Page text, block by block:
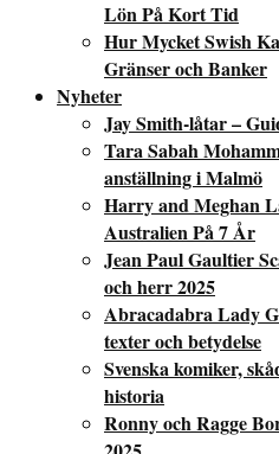
Lön På Kort Tid
Hur Mycket Swish
Gränser och Banker
Nyheter
Jay Smith-låtar –
Tara Sabah
anställning i Malmö
Harry and Meghan
Australien På 7 År
Jean Paul Gaultier
och herr 2025
Abracadabra Lady
texter och betydelse
Svenska komiker,
historia
Ronny och Ragge